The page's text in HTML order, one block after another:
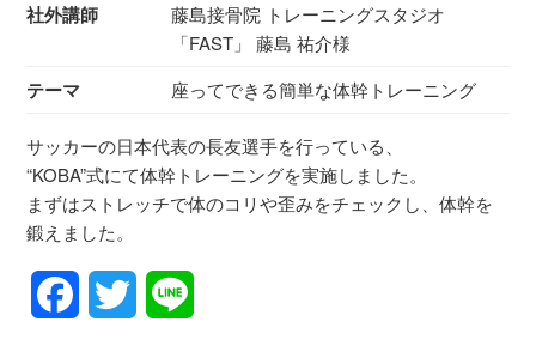
社外講師
藤島接骨院 トレーニングスタジオ
「FAST」 藤島 祐介様
テーマ 座ってできる簡単な体幹トレーニング
サッカーの日本代表の長友選手を行っている、
“KOBA”式にて体幹トレーニングを実施しました。
まずはストレッチで体のコリや歪みをチェックし、体幹を
鍛えました。
FacebookTwitter